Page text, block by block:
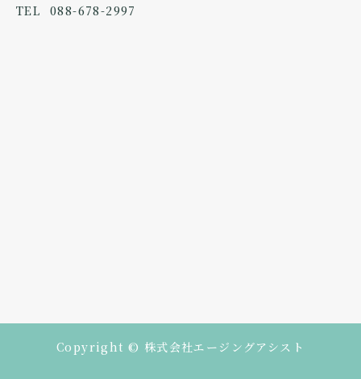
TEL
088-678-2997
Copyright © 株式会社エージングアシスト